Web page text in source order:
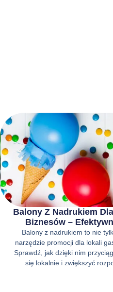
Balony Z Nadrukiem
Biznesów –
Balony z nadrukiem to nie
narzędzie promocji dla lokali
Sprawdź, jak dzięki nim
się lokalnie i zwiększyć